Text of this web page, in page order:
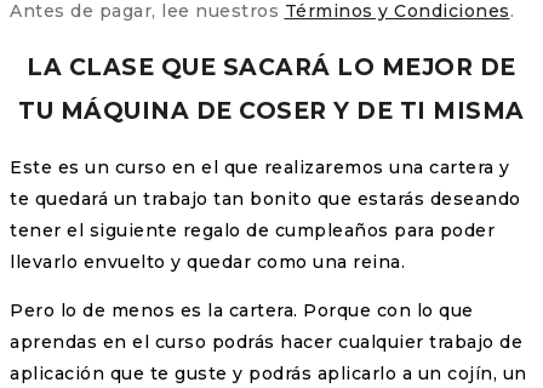
Antes de pagar, lee nuestros Términos y Condiciones.
LA CLASE QUE SACARÁ LO MEJOR DE
TU MÁQUINA DE COSER Y DE TI MISMA
Este es un curso en el que realizaremos una cartera y
te quedará un trabajo tan bonito que estarás deseando
tener el siguiente regalo de cumpleaños para poder
llevarlo envuelto y quedar como una reina.
Pero lo de menos es la cartera. Porque con lo que
aprendas en el curso podrás hacer cualquier trabajo de
aplicación que te guste y podrás aplicarlo a un cojín, un